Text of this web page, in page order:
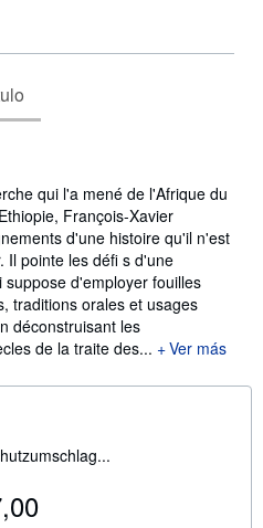
qui l'a mené de l'Afrique du
François-Xavier
d'une histoire qu'il n'est
Il pointe les défi s d'une
d'employer fouilles
traditions orales et usages
déconstruisant les
de la traite des...
Ver más